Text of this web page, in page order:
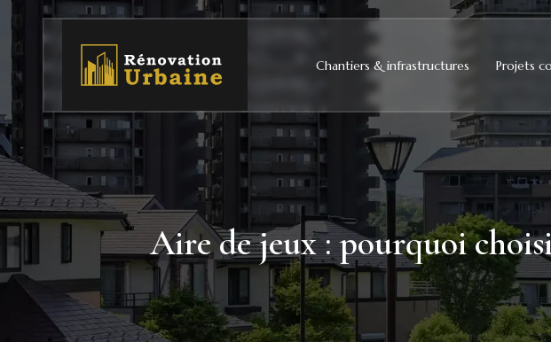
Chantiers & infrastructures Projets
Aire de jeux : pourquoi